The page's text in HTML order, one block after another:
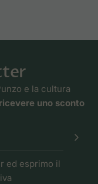
e la cultura
uno sconto
ed esprimo il